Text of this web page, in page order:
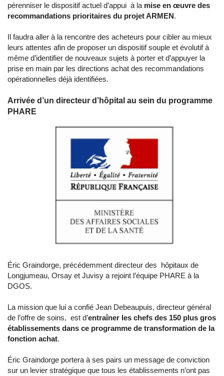
pérenniser le dispositif actuel d’appui à la mise en œuvre des
recommandations prioritaires du projet ARMEN.
Il faudra aller à la rencontre des acheteurs pour cibler au mieux
leurs attentes afin de proposer un dispositif souple et évolutif à
même d’identifier de nouveaux sujets à porter et d’appuyer la
prise en main par les directions achat des recommandations
opérationnelles déjà identifiées.
Arrivée d’un directeur d’hôpital au sein du programme
PHARE
Éric Graindorge, précédemment directeur des hôpitaux de
Longjumeau, Orsay et Juvisy a rejoint l’équipe PHARE à la
DGOS.
La mission que lui a confié Jean Debeaupuis, directeur général
de l’offre de soins, est d’entraîner les chefs des 150 plus gros
établissements dans ce programme de transformation de la
fonction achat.
Éric Graindorge portera à ses pairs un message de conviction
sur un levier stratégique que tous les établissements n’ont pas